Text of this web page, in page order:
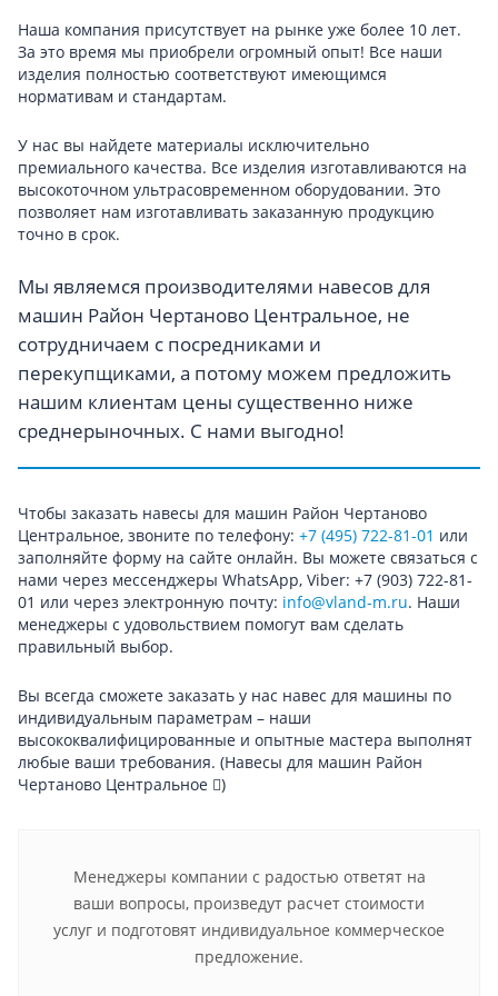
Наша компания присутствует на рынке уже более 10 лет.
За это время мы приобрели огромный опыт! Все наши
изделия полностью соответствуют имеющимся
нормативам и стандартам.
У нас вы найдете материалы исключительно
премиального качества. Все изделия изготавливаются на
высокоточном ультрасовременном оборудовании. Это
позволяет нам изготавливать заказанную продукцию
точно в срок.
Мы являемся производителями навесов для
машин Район Чертаново Центральное, не
сотрудничаем с посредниками и
перекупщиками, а потому можем предложить
нашим клиентам цены существенно ниже
среднерыночных. С нами выгодно!
Чтобы заказать навесы для машин Район Чертаново
Центральное, звоните по телефону: +7 (495) 722-81-01 или
заполняйте форму на сайте онлайн. Вы можете связаться с
нами через мессенджеры WhatsApp, Viber: +7 (903) 722-81-
01 или через электронную почту: info@vland-m.ru. Наши
менеджеры с удовольствием помогут вам сделать
правильный выбор.
Вы всегда сможете заказать у нас навес для машины по
индивидуальным параметрам – наши
высококвалифицированные и опытные мастера выполнят
любые ваши требования. (Навесы для машин Район
Чертаново Центральное
)
Менеджеры компании с радостью ответят на
ваши вопросы, произведут расчет стоимости
услуг и подготовят индивидуальное коммерческое
предложение.